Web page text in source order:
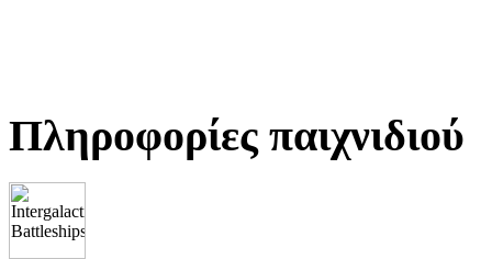
Πληροφορίες παιχνιδιού